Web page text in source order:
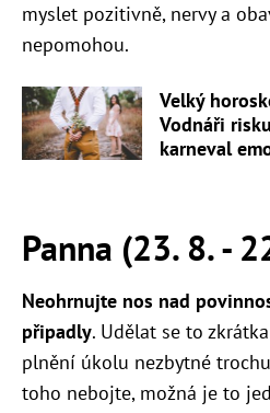
myslet pozitivně, nervy a
nepomohou.
Velký
Vodnáři
karneval
Panna (23. 8. -
Neohrnujte nos nad
připadly. Udělat se to
plnění úkolu nezbytné
toho nebojte, možná je to